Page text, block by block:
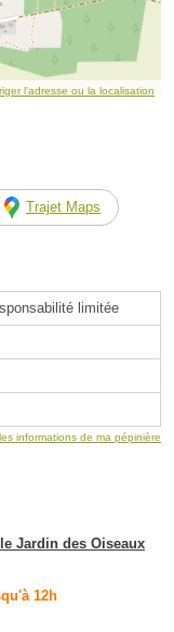
l’adresse ou la localisation
Trajet Maps
limitée
informations de ma pépinière
Jardin des Oiseaux
12h